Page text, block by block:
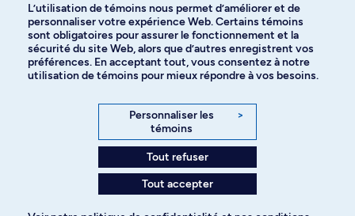
Langues
Facebook Instagram
YouTube
Politique de confidentialité
L’utilisation de témoins nous permet d’améliorer et de
personnaliser votre expérience Web. Certains témoins
sont obligatoires pour assurer le fonctionnement et la
sécurité du site Web, alors que d’autres enregistrent vos
préférences. En acceptant tout, vous consentez à notre
utilisation de témoins pour mieux répondre à vos besoins.
Personnaliser les
témoins
>
Tout refuser
Tout accepter